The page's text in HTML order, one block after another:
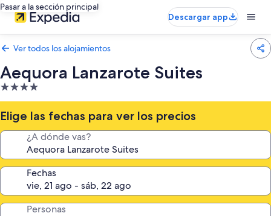
Pasar a la sección principal
Descargar app
Ver todos los alojamientos
Aequora Lanzarote Suites
Alojamiento
de
4.0 estrellas
Elige las fechas para ver los precios
¿A dónde vas?
Fechas
Personas